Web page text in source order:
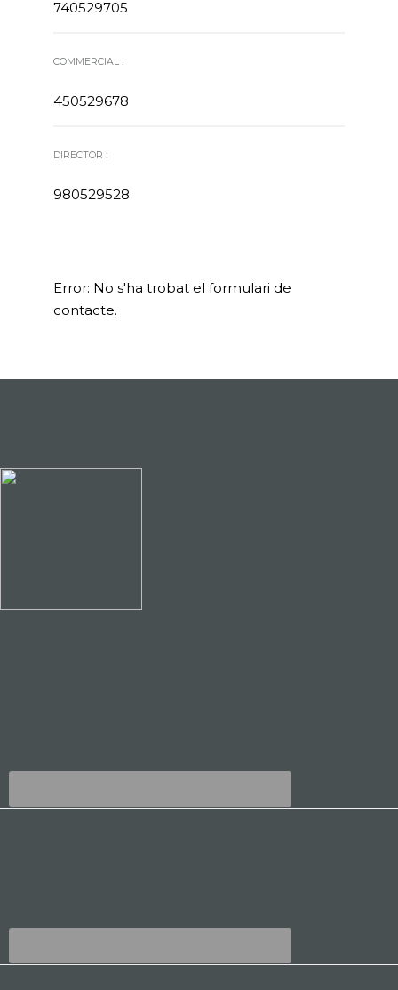
740529705
COMMERCIAL :
450529678
DIRECTOR :
980529528
Error: No s'ha trobat el formulari de
contacte.